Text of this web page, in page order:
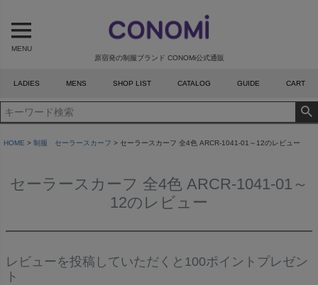
原宿発の制服ブランド CONOMi公式通販
MENU
LADIES MENS SHOP LIST CATALOG GUIDE CART
HOME 制服 セーラースカーフ セーラースカーフ 全4色 ARCR-1041-01～12のレビュー
セーラースカーフ 全4色 ARCR-1041-01～
12のレビュー
レビューを投稿していただくと100ポイントプレゼン
ト